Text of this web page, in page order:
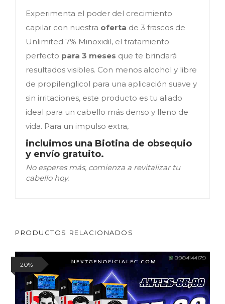
Experimenta el poder del crecimiento
capilar con nuestra oferta de 3 frascos de
Unlimited 7% Minoxidil, el tratamiento
perfecto para 3 meses que te brindará
resultados visibles. Con menos alcohol y libre
de propilenglicol para una aplicación suave y
sin irritaciones, este producto es tu aliado
ideal para un cabello más denso y lleno de
vida. Para un impulso extra,
incluimos una Biotina de obsequio
y envío gratuito.
No esperes más, comienza a revitalizar tu
cabello hoy.
PRODUCTOS RELACIONADOS
20%